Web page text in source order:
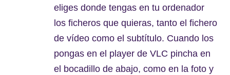
eliges donde tengas en tu ordenador
los ficheros que quieras, tanto el fichero
de vídeo como el subtítulo. Cuando los
pongas en el player de VLC pincha en
el bocadillo de abajo, como en la foto y